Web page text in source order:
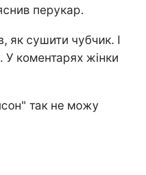
перукар.
як сушити чубчик. І
коментарях жінки
так не можу